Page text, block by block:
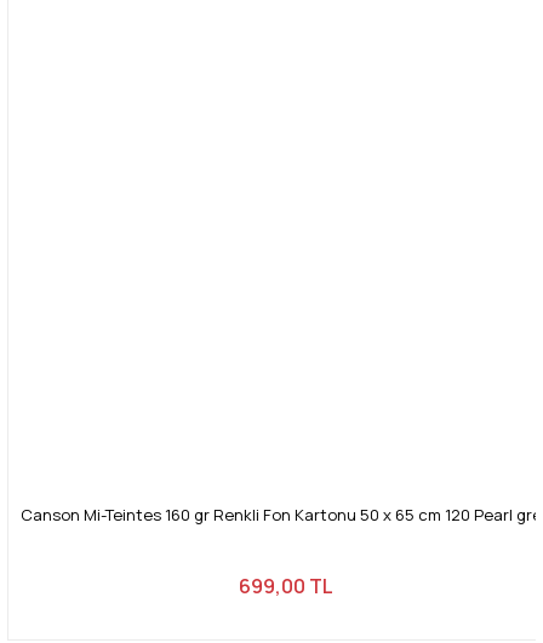
Canson Mi-Teintes 160 gr Renkli Fon Kartonu 50 x 65 cm 120 Pearl
699,00 TL